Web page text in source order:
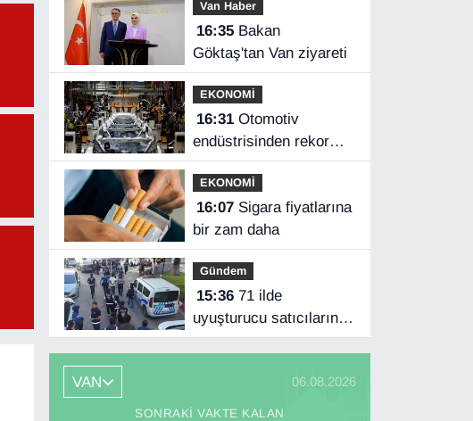
Van Haber
16:35Bakan
Göktaş'tan Van ziyareti
EKONOMİ
16:31Otomotiv
endüstrisinden rekor
ihracat
EKONOMİ
16:07Sigara fiyatlarına
bir zam daha
Gündem
15:3671 ilde
uyuşturucu satıcılarına
operasyon
VAN 06.08.2026
SONRAKI VAKTE KALAN